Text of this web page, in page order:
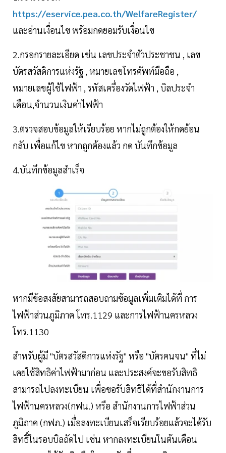
https://eservice.pea.co.th/WelfareRegister/
และอ่านเงื่อนไข พร้อมกดยอมรับเงื่อนไข
2.กรอกรายละเอียด เช่น เลขประจำตัวประชาชน , เลข
บัตรสวัสดิการแห่งรัฐ , หมายเลขโทรศัพท์มือถือ ,
หมายเลขผู้ใช้ไฟฟ้า , รหัสเครื่องวัดไฟฟ้า , บิลประจำ
เดือน,จำนวนเงินค่าไฟฟ้า
3.ตรวจสอบข้อมูลให้เรียบร้อย หากไม่ถูกต้องให้กดย้อน
กลับ เพื่อแก้ไข หากถูกต้องแล้ว กด บันทึกข้อมูล
4.บันทึกข้อมูลสำเร็จ
หากมีข้อสงสัยสามารถสอบถามข้อมูลเพิ่มเติมได้ที่ การ
ไฟฟ้าส่วนภูมิภาค โทร.1129 และการไฟฟ้านครหลวง
โทร.1130
สำหรับผู้มี "บัตรสวัสดิการแห่งรัฐ" หรือ "บัตรคนจน" ที่ไม่
เคยใช้สิทธิค่าไฟฟ้ามาก่อน และประสงค์จะขอรับสิทธิ
สามารถไปลงทะเบียน เพื่อขอรับสิทธิได้ที่สำนักงานการ
ไฟฟ้านครหลวง(กฟน.) หรือ สำนักงานการไฟฟ้าส่วน
ภูมิภาค (กฟภ.) เมื่อลงทะเบียนเสร็จเรียบร้อยแล้วจะได้รับ
สิทธิ์ในรอบบิลถัดไป เช่น หากลงทะเบียนในต้นเดือน